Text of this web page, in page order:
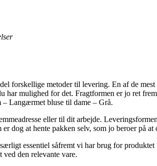
forskellige metoder til levering. En af de
har mulighed for det. Fragtformen er jo ret
Langærmet bluse til dame – Grå.
eller til dit arbejde.
dog at hente pakken selv, som jo beroer på
essentiel såfremt vi har brug for
ved den relevante vare.